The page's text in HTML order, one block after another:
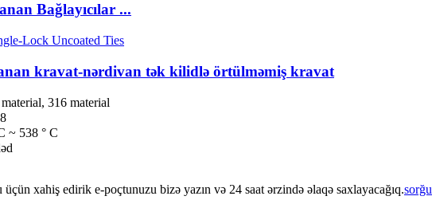
Bağlayıcılar ...
kravat-nərdivan tək kilidlə örtülməmiş kravat
316 material
~ 538 ° C
üçün xahiş edirik e-poçtunuzu bizə yazın və 24 saat ərzində əlaqə saxlayacağıq.sorğu